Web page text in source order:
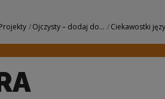
Centrum
Projekty Ojczysty – dodaj do... Ciekawostki